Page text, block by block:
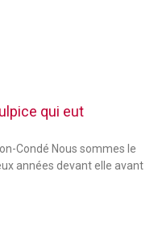
qui eut
Condé Nous sommes le
années devant elle avant